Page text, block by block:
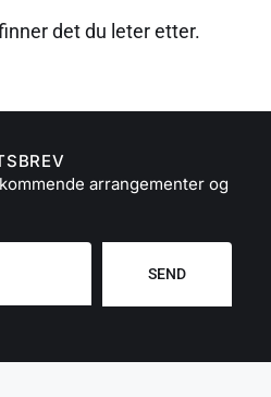
det du leter etter.
arrangementer og
SEND